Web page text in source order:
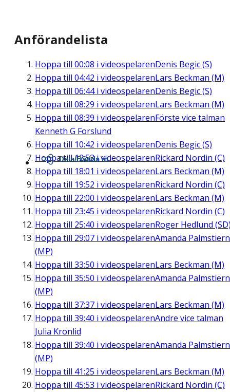
Anförandelista
Hoppa till 00:08 i videospelarenDenis Begic (S)
Hoppa till 04:42 i videospelarenLars Beckman (M)
Hoppa till 06:44i videospelarenDenis Begic (S)
Hoppa till 08:29 i videospelarenLars Beckman (M)
Hoppa till 08:39 i videospelarenFörste vice talman
Kenneth G Forslund
Hoppa till 10:42 i videospelarenDenis Begic (S)
Hoppa till12:53i videospelarenRickard Nordin (C)
Hoppa till 18:01 i videospelarenLars Beckman (M)
Hoppa till 19:52 i videospelarenRickard Nordin (C)
Hoppa till 22:00 i videospelarenLars Beckman (M)
Hoppa till 23:45 i videospelarenRickard Nordin (C)
Hoppa till 25:40 i videospelarenRoger Hedlund
Hoppa till 29:07 i videospelarenAmanda
(MP)
Hoppa till 33:50 i videospelarenLars Beckman (M)
Hoppa till 35:50 i videospelarenAmanda
(MP)
Hoppa till 37:37 i videospelarenLars Beckman (M)
Hoppa till 39:40 i videospelarenAndre vice talman
Julia Kronlid
Hoppa till 39:40 i videospelarenAmanda
(MP)
Hoppa till 41:25 i videospelarenLars Beckman (M)
Hoppa till 45:53 i videospelarenRickard Nordin (C)
Dela/Bädda in